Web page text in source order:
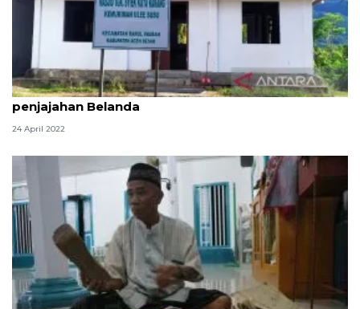
Masjid Tgk Syiek Kuta Karang bertahan melewati
penjajahan Belanda
24 April 2022